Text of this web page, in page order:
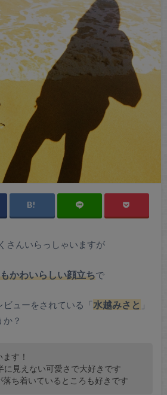
さんいらっしゃいますが
かわいらしい顔立ちで
ューをされている「水越みさと 」
？
す！
に見えない可愛さで大好きです
落ち着いているところも好きです